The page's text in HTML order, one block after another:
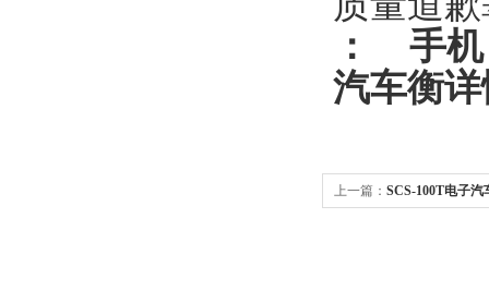
：
手
汽车衡
上一篇： SCS-100T电子汽